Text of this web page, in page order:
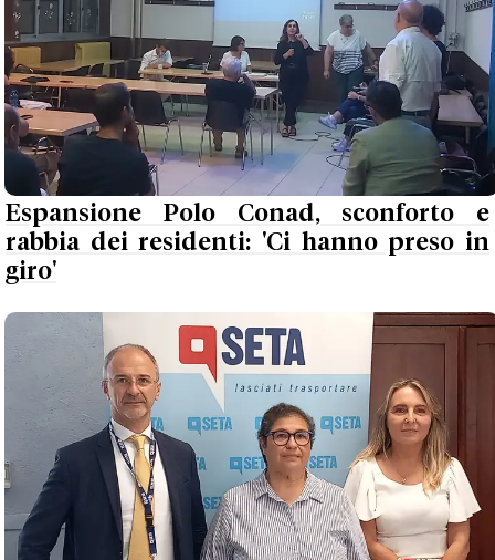
Espansione Polo Conad, sconforto e
rabbia dei residenti: 'Ci hanno preso in
giro'